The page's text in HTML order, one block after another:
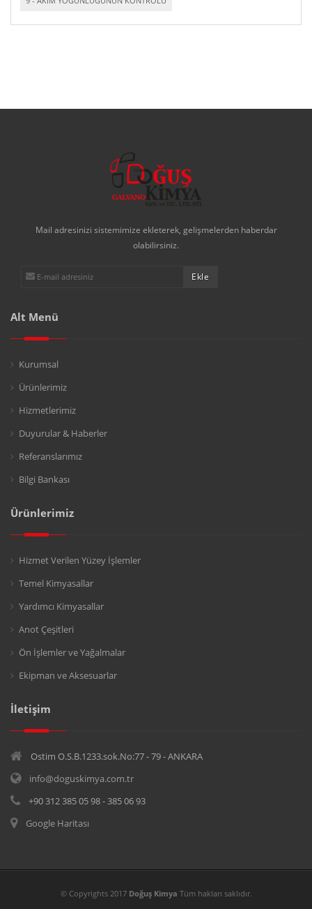
Mail adresinizi sistemimize ekleterek, gelişmelerden haberdar
olabilirsiniz.
Alt Menü
Kurumsal
Ürünlerimiz
Hizmetlerimiz
Duyurular & Haberler
Referanslarımız
Bilgi Bankası
Ürünlerimiz
Hizmet Verilen Yüzey İşlemler
Temel Kimyasallar
Yardımcı Kimyasallar
Anot Çeşitleri
Ön İşlemler ve Yağalmalar
Ekipman ve Aksesuarlar
İletişim
Ostim O.S.B.1233.sok.No:77 - 79 - ANKARA
info@doguskimya.com.tr
+90 312 385 05 98 - 385 06 93
Google Haritası
© Copyrights 2017 Doğuş Kimya Tüm hakları saklıdır.